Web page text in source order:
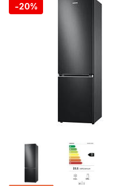
-20%